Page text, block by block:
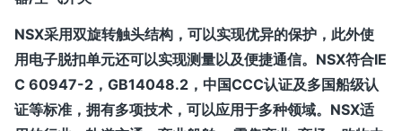
NSX采用双旋转触头结构，可以实现优异的保护，此外使
用电子脱扣单元还可以实现测量以及便捷通信。NSX符合IE
C 60947-2，GB14048.2，中国CCC认证及多国船级认
证等标准，拥有多项技术，可以应用于多种领域。NSX适